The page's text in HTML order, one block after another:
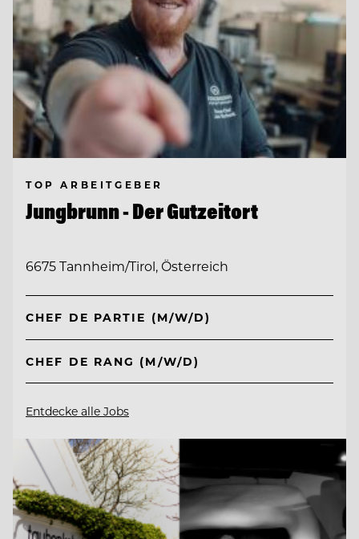
TOP ARBEITGEBER
Jungbrunn - Der Gutzeitort
6675 Tannheim/Tirol, Österreich
CHEF DE PARTIE (M/W/D)
CHEF DE RANG (M/W/D)
Entdecke alle Jobs